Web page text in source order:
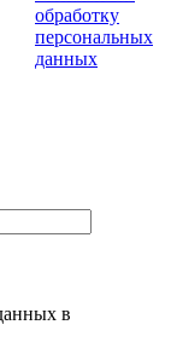
обработку
персональных
данных
в